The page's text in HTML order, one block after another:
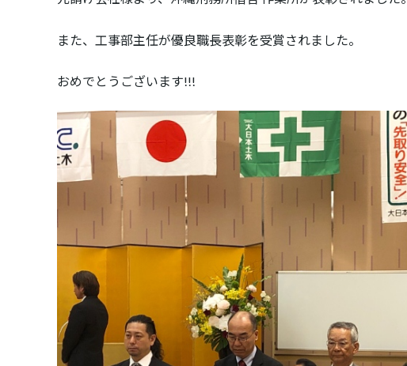
また、工事部主任が優良職長表彰を受賞されました。
おめでとうございます!!!